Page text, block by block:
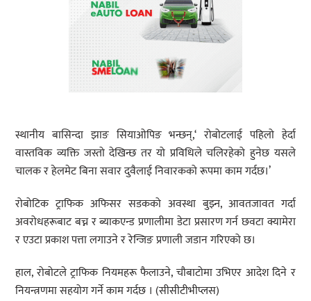
स्थानीय बासिन्दा झाङ सियाओपिङ भन्छन्,‘ रोबोटलाई पहिलो हेर्दा
वास्तविक व्यक्ति जस्तो देखिन्छ तर यो प्रविधिले चलिरहेको हुनेछ यसले
चालक र हेलमेट बिना सवार दुवैलाई निवारकको रूपमा काम गर्दछ।’
रोबोटिक ट्राफिक अफिसर सडकको अवस्था बुझ्न, आवतजावत गर्दा
अवरोधहरूबाट बच्न र ब्याकएन्ड प्रणालीमा डेटा प्रसारण गर्न छवटा क्यामेरा
र एउटा प्रकाश पत्ता लगाउने र रेन्जिङ प्रणाली जडान गरिएको छ।
हाल, रोबोटले ट्राफिक नियमहरू फैलाउने, चौबाटोमा उभिएर आदेश दिने र
नियन्त्रणमा सहयोग गर्ने काम गर्दछ । (सीसीटीभीप्लस)